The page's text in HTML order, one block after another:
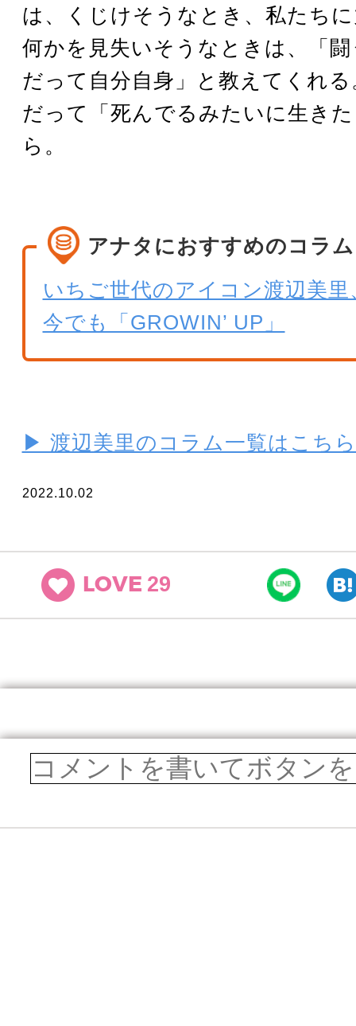
は、くじけそうなとき、私たち
何かを見失いそうなときは、「
だって自分自身」と教えてくれ
だって「死んでるみたいに生き
ら。
アナタにおすすめのコラム
いちご世代のアイコン渡辺美
今でも「GROWIN’ UP」
▶ 渡辺美里のコラム一覧はこち
2022.10.02
LOVE 29